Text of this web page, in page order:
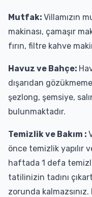
Mutfak: Villamızın
makinası, çamaşır
fırın, filtre kahve
Havuz ve Bahçe:
dışarıdan
şezlong, şemsiye,
bulunmaktadır.
Temizlik ve Bakım :
önce temizlik yapılır
haftada 1 defa
tatilinizin tadını
zorunda